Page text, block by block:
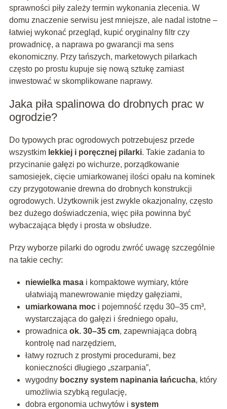
sprawności piły zależy termin wykonania zlecenia. W
domu znaczenie serwisu jest mniejsze, ale nadal istotne –
łatwiej wykonać przegląd, kupić oryginalny filtr czy
prowadnicę, a naprawa po gwarancji ma sens
ekonomiczny. Przy tańszych, marketowych pilarkach
często po prostu kupuje się nową sztukę zamiast
inwestować w skomplikowane naprawy.
Jaka piła spalinowa do drobnych prac w
ogrodzie?
Do typowych prac ogrodowych potrzebujesz przede
wszystkim lekkiej i poręcznej pilarki. Takie zadania to
przycinanie gałęzi po wichurze, porządkowanie
samosiejek, cięcie umiarkowanej ilości opału na kominek
czy przygotowanie drewna do drobnych konstrukcji
ogrodowych. Użytkownik jest zwykle okazjonalny, często
bez dużego doświadczenia, więc piła powinna być
wybaczająca błędy i prosta w obsłudze.
Przy wyborze pilarki do ogrodu zwróć uwagę szczególnie
na takie cechy:
niewielka masai kompaktowe wymiary, które
ułatwiają manewrowanie między gałęziami,
umiarkowana moci pojemność rzędu 30–35 cm³,
wystarczająca do gałęzi i średniego opału,
prowadnica ok. 30–35 cm, zapewniająca dobrą
kontrolę nad narzędziem,
łatwy rozruch z prostymi procedurami, bez
konieczności długiego „szarpania”,
wygodny boczny system napinania łańcucha, który
umożliwia szybką regulację,
dobra ergonomia uchwytów i system